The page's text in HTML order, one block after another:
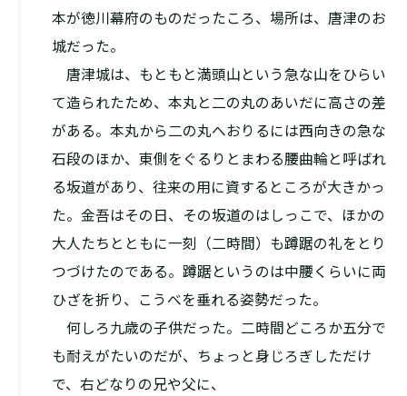
本が徳川幕府のものだったころ、場所は、唐津のお
城だった。
唐津城は、もともと満頭山という急な山をひらい
て造られたため、本丸と二の丸のあいだに高さの差
がある。本丸から二の丸へおりるには西向きの急な
石段のほか、東側をぐるりとまわる腰曲輪と呼ばれ
る坂道があり、往来の用に資するところが大きかっ
た。金吾はその日、その坂道のはしっこで、ほかの
大人たちとともに一刻（二時間）も蹲踞の礼をとり
つづけたのである。蹲踞というのは中腰くらいに両
ひざを折り、こうべを垂れる姿勢だった。
何しろ九歳の子供だった。二時間どころか五分で
も耐えがたいのだが、ちょっと身じろぎしただけ
で、右どなりの兄や父に、